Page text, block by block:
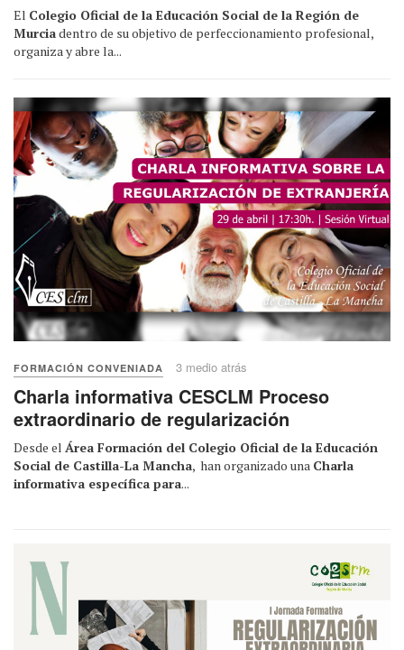
El Colegio Oficial de la Educación Social de la Región de
Murciadentro de su objetivo de perfeccionamiento profesional,
organiza y abre la...
FORMACIÓN CONVENIADA 3 medio atrás
Charla informativa CESCLM Proceso
extraordinario de regularización
Desde el Área Formación del Colegio Oficial de la Educación
Social de Castilla-La Mancha, han organizado una Charla
informativa específica para...